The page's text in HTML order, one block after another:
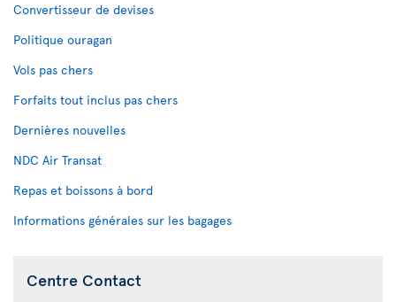
Convertisseur de devises
Politique ouragan
Vols pas chers
Forfaits tout inclus pas chers
Dernières nouvelles
NDC Air Transat
Repas et boissons à bord
Informations générales sur les bagages
Centre Contact